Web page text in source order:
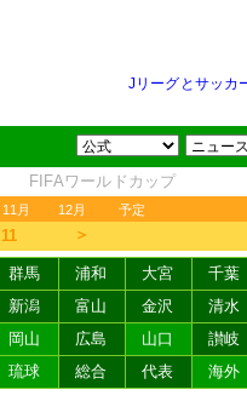
Jリーグとサッカ
FIFAワールドカップ
11月 12月 予定
11 ＞
群馬 浦和 大宮 千葉
新潟 富山 金沢 清水
岡山 広島 山口 讃岐
琉球 総合 代表 海外